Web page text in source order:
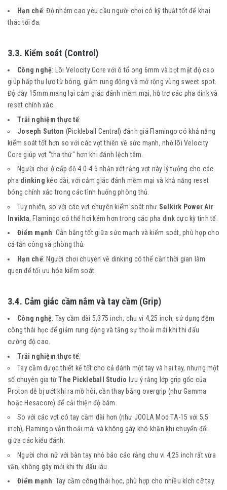
Hạn chế: Độ nhám cao yêu cầu người chơi có kỹ thuật tốt để khai
thác tối đa.
3.3. Kiểm soát (Control)
Công nghệ: Lõi Velocity Core với ô tổ ong 6mm và bọt mật độ cao
giúp hấp thụ lực từ bóng, giảm rung động và mở rộng vùng sweet spot.
Độ dày 15mm mang lại cảm giác đánh mềm mại, hỗ trợ các pha dink và
reset chính xác.
Trải nghiệm thực tế:
Joseph Sutton (Pickleball Central) đánh giá Flamingo có khả năng
kiểm soát tốt hơn so với các vợt thiên về sức mạnh, nhờ lõi Velocity
Core giúp vợt "tha thứ" hơn khi đánh lệch tâm.
Người chơi ở cấp độ 4.0-4.5 nhận xét rằng vợt này lý tưởng cho các
pha dinking kéo dài, với cảm giác đánh mềm mại và khả năng reset
bóng chính xác trong các tình huống phòng thủ.
Tuy nhiên, so với các vợt chuyên kiểm soát như Selkirk Power Air
Invikta, Flamingo có thể hơi kém hơn trong các pha dink cực kỳ tinh tế.
Điểm mạnh: Cân bằng tốt giữa sức mạnh và kiểm soát, phù hợp cho
cả tấn công và phòng thủ.
Hạn chế: Người chơi chuyên về dinking có thể cần thời gian làm
quen để tối ưu hóa kiểm soát.
3.4. Cảm giác cầm nắm và tay cầm (Grip)
Công nghệ: Tay cầm dài 5,375 inch, chu vi 4,25 inch, sử dụng đệm
công thái học để giảm rung động và tăng sự thoải mái khi thi đấu
cường độ cao.
Trải nghiệm thực tế:
Tay cầm được thiết kế tốt cho cả đánh một tay và hai tay, nhưng một
số chuyên gia từThe Pickleball Studio lưu ý rằng lớp grip gốc của
Proton dễ bị ướt khi ra mồ hôi, cần thay bằng overgrip (như Gamma
hoặc Hesacore) để cải thiện độ bám.
So với các vợt có tay cầm dài hơn (như JOOLA Mod TA-15 với 5,5
inch), Flamingo vẫn thoải mái và không gây khó khăn khi chuyển đổi
giữa các kiểu đánh.
Người chơi nữ với bàn tay nhỏ báo cáo rằng chu vi 4,25 inch rất vừa
vặn, không gây mỏi khi thi đấu lâu.
Điểm mạnh: Tay cầm công thái học, phù hợp cho nhiều kích cỡ tay.